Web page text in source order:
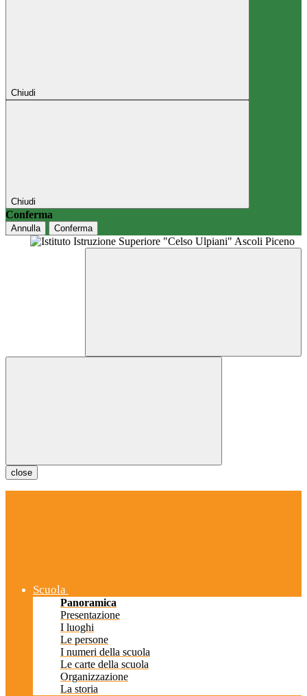
Chiudi
Chiudi
Conferma
Annulla Conferma
close
Scuola
Panoramica
Presentazione
I luoghi
Le persone
I numeri della scuola
Le carte della scuola
Organizzazione
La storia